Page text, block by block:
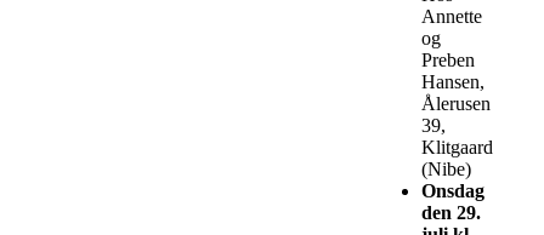
Annette
og
Preben
Hansen,
Ålerusen
39,
Klitgaard
(Nibe)
Onsdag
den 29.